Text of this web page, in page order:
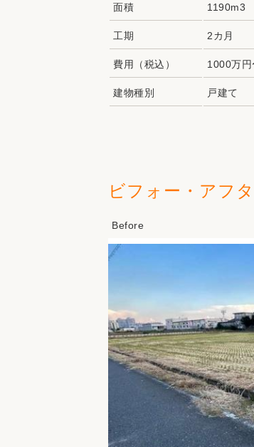
面積 1190m3
工期 2カ月
費用（税込） 1000万円
建物種別 戸建て
ビフォー・アフ